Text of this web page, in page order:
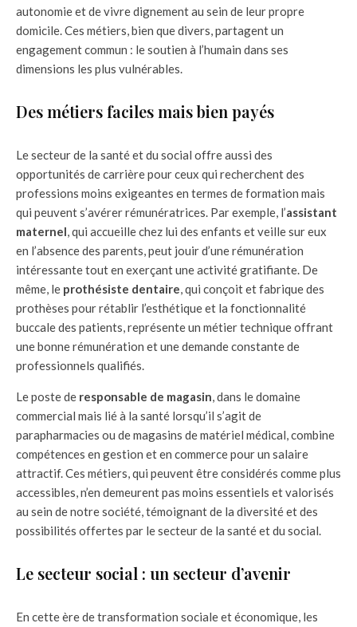
autonomie et de vivre dignement au sein de leur propre
domicile. Ces métiers, bien que divers, partagent un
engagement commun : le soutien à l’humain dans ses
dimensions les plus vulnérables.
Des métiers faciles mais bien payés
Le secteur de la santé et du social offre aussi des
opportunités de carrière pour ceux qui recherchent des
professions moins exigeantes en termes de formation mais
qui peuvent s’avérer rémunératrices. Par exemple, l’assistant
maternel , qui accueille chez lui des enfants et veille sur eux
en l’absence des parents, peut jouir d’une rémunération
intéressante tout en exerçant une activité gratifiante. De
même, le prothésiste dentaire , qui conçoit et fabrique des
prothèses pour rétablir l’esthétique et la fonctionnalité
buccale des patients, représente un métier technique offrant
une bonne rémunération et une demande constante de
professionnels qualifiés.
Le poste de responsable de magasin , dans le domaine
commercial mais lié à la santé lorsqu’il s’agit de
parapharmacies ou de magasins de matériel médical, combine
compétences en gestion et en commerce pour un salaire
attractif. Ces métiers, qui peuvent être considérés comme plus
accessibles, n’en demeurent pas moins essentiels et valorisés
au sein de notre société, témoignant de la diversité et des
possibilités offertes par le secteur de la santé et du social.
Le secteur social : un secteur d’avenir
En cette ère de transformation sociale et économique, les